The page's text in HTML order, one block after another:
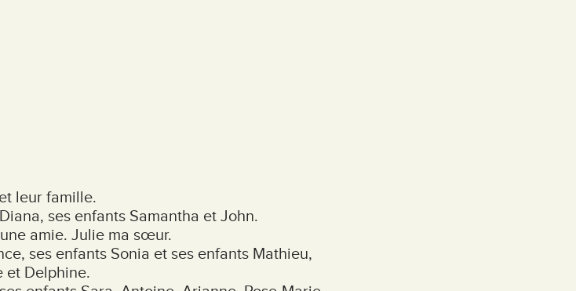
leur famille.
ses enfants Samantha et John.
amie. Julie ma sœur.
ses enfants Sonia et ses enfants Mathieu,
et Delphine.